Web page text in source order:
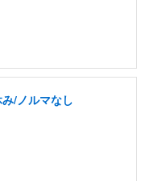
/ノルマなし